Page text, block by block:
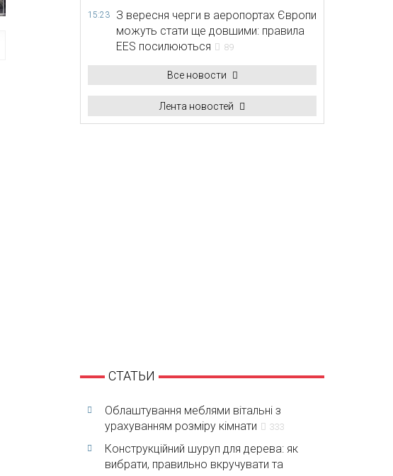
15:23
З вересня черги в аеропортах Європи
можуть стати ще довшими: правила
EES посилюються
89
Все новости
Лента новостей
СТАТЬИ
Облаштування меблями вітальні з
урахуванням розміру кімнати
333
Конструкційний шуруп для дерева: як
вибрати, правильно вкручувати та